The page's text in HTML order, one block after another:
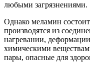
любыми загрязнениями.
Однако меламин
производятся из
нагревании,
химическими
пары, опасные для